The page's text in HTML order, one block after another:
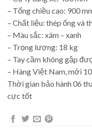
– Tổng chiều cao: 900
– Chất liệu: thép ống và
– Màu sắc: xám – xanh
– Trọng lượng: 18 kg
– Tay cầm không gập
– Hàng Việt Nam, mới
Thời gian bảo hành 06
cực tốt